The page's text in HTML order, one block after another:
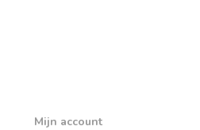
Mijn account